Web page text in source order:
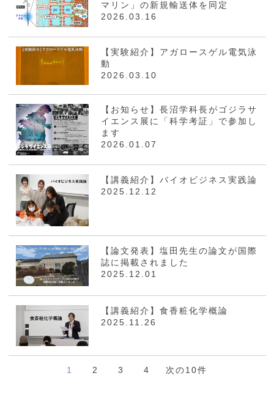
マリン」の新規輸送体を同定
2026.03.16
【実験紹介】アガロースゲル電気泳
動
2026.03.10
【お知らせ】長沼学科長がゴジラサ
イエンス展に「科学考証」で参加し
ます
2026.01.07
【講義紹介】バイオビジネス実践論
2025.12.12
【論文発表】塩田先生の論文が国際
誌に掲載されました
2025.12.01
【講義紹介】食香粧化学概論
2025.11.26
1 2 3 4 次の10件